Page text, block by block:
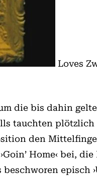
Loves
die bis dahin
tauchten
den
Home‹ bei,
episch